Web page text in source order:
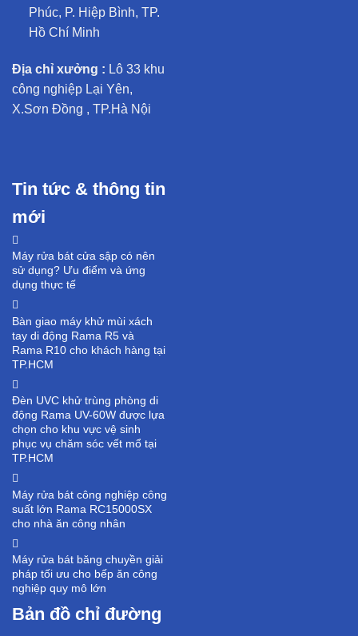
Phúc, P. Hiệp Bình, TP.
Hồ Chí Minh
Địa chỉ xưởng : Lô 33 khu
công nghiệp Lại Yên,
X.Sơn Đồng , TP.Hà Nội
Tin tức & thông tin
mới
Máy rửa bát cửa sập có nên
sử dụng? Ưu điểm và ứng
dụng thực tế
Bàn giao máy khử mùi xách
tay di động Rama R5 và
Rama R10 cho khách hàng tại
TP.HCM
Đèn UVC khử trùng phòng di
động Rama UV-60W được lựa
chọn cho khu vực vệ sinh
phục vụ chăm sóc vết mổ tại
TP.HCM
Máy rửa bát công nghiệp công
suất lớn Rama RC15000SX
cho nhà ăn công nhân
Máy rửa bát băng chuyền giải
pháp tối ưu cho bếp ăn công
nghiệp quy mô lớn
Bản đồ chỉ đường